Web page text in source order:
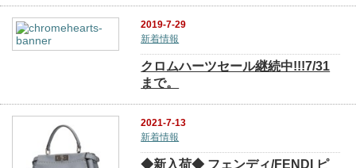
2019-7-29
新着情報
クロムハーツセール継続中!!!7/31
まで。
2021-7-13
新着情報
◆新入荷◆ フェンディ/FENDI ピ